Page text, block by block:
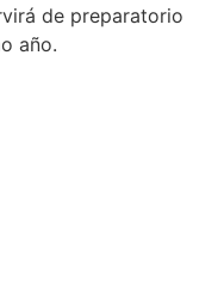
de preparatorio
año.